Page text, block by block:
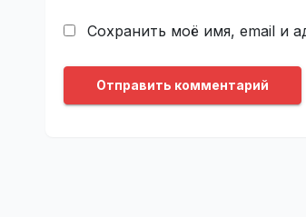
Сохранить моё имя, email и